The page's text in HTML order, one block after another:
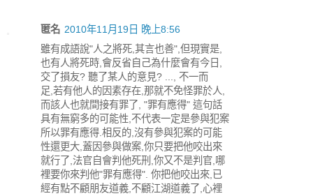
匿名 2010年11月19日 晚上8:56
雖有成語說"人之將死,其言也善",但現實是,
也有人將死時,會反省自己為什麼會有今日,
交了損友? 聽了某人的意見? ..., 不一而
足,若有他人的因素存在,那就不免怪罪於人,
而該人也就間接有罪了, "罪有應得" 這句話
具有無窮多的可能性,不代表一定是參與犯案
所以罪有應得.相反的,沒有參與犯案的可能
性還更大,蓋因參與做案,你只要把他咬出來
就行了,法官自會判他死刑,你又不是判官,哪
裡要你來判他"罪有應得". 你把他咬出來,已
經有點不顧朋友道義,不顧江湖道義了,心裡